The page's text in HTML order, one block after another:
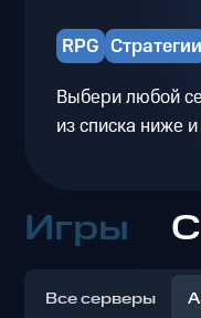
RPG Стратегии
Выбери любой
из списка ниже
Игры
Все серверы